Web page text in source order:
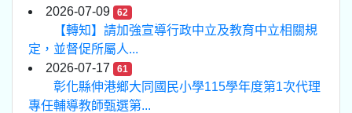
2026-07-09
62
【轉知】請加強宣導行政中立及教育中立相關規
定，並督促所屬人...
2026-07-17
61
彰化縣伸港鄉大同國民小學115學年度第1次代理
專任輔導教師甄選第...